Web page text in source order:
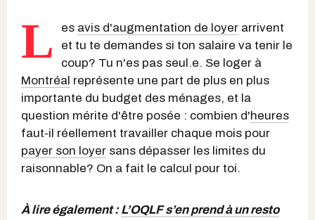
L es avis d'augmentation de loyer arrivent
et tu te demandes si ton salaire va tenir le
coup? Tu n'es pas seul.e. Se loger à
Montréal représente une part de plus en plus
importante du budget des ménages, et la
question mérite d'être posée : combien d'heures
faut-il réellement travailler chaque mois pour
payer son loyer sans dépasser les limites du
raisonnable? On a fait le calcul pour toi.
À lire également :L’OQLF s’en prend à un resto